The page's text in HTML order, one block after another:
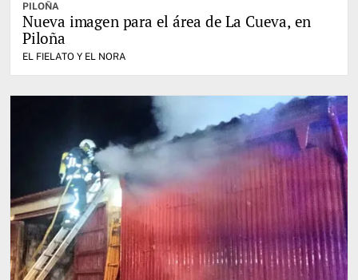
PILOÑA
Nueva imagen para el área de La Cueva, en
Piloña
EL FIELATO Y EL NORA